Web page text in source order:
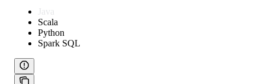
Java
Scala
Python
Spark SQL